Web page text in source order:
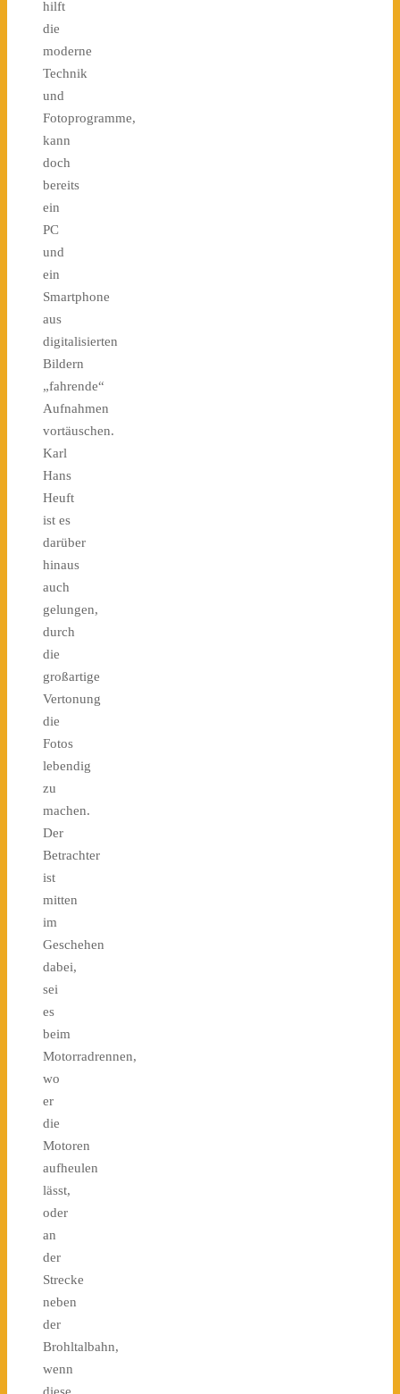
hilft
die
moderne
Technik
und
Fotoprogramme,
kann
doch
bereits
ein
PC
und
ein
Smartphone
aus
digitalisierten
Bildern
„fahrende“
Aufnahmen
vortäuschen.
Karl
Hans
Heuft
ist es
darüber
hinaus
auch
gelungen,
durch
die
großartige
Vertonung
die
Fotos
lebendig
zu
machen.
Der
Betrachter
ist
mitten
im
Geschehen
dabei,
sei
es
beim
Motorradrennen,
wo
er
die
Motoren
aufheulen
lässt,
oder
an
der
Strecke
neben
der
Brohltalbahn,
wenn